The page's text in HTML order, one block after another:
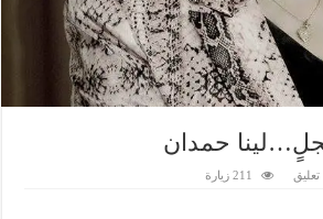
حمدان
211 زيارة